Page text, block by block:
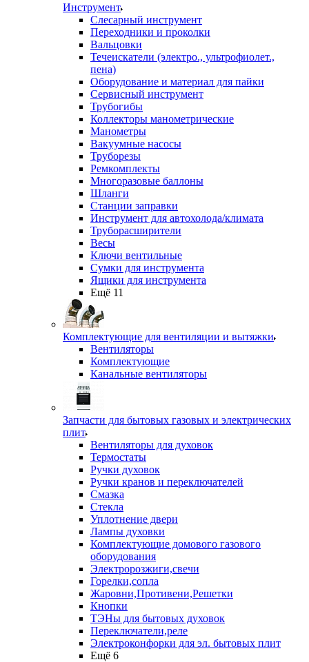
Инструмент
Слесарный инструмент
Переходники и проколки
Вальцовки
Течеискатели (электро., ультрофиолет.,
пена)
Оборудование и материал для пайки
Сервисный инструмент
Трубогибы
Коллекторы манометрические
Манометры
Вакуумные насосы
Труборезы
Ремкомплекты
Многоразовые баллоны
Шланги
Станции заправки
Инструмент для автохолода/климата
Труборасширители
Весы
Ключи вентильные
Сумки для инструмента
Ящики для инструмента
Ещё 11
Комплектующие для вентиляции и вытяжки
Вентиляторы
Комплектующие
Канальные вентиляторы
Запчасти для бытовых газовых и электрических
плит
Вентиляторы для духовок
Термостаты
Ручки духовок
Ручки кранов и переключателей
Смазка
Стекла
Уплотнение двери
Лампы духовки
Комплектующие домового газового
оборудования
Электророзжиги,свечи
Горелки,сопла
Жаровни,Противени,Решетки
Кнопки
ТЭНы для бытовых духовок
Переключатели,реле
Электроконфорки для эл. бытовых плит
Ещё 6